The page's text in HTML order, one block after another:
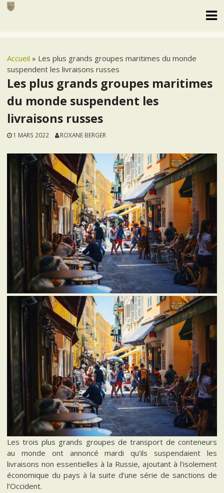
Skip
Accueil » Les plus grands groupes maritimes du monde
suspendent les livraisons russes
Les plus grands groupes maritimes
du monde suspendent les
livraisons russes
1 MARS 2022 ROXANE BERGER
Les trois plus grands groupes de transport de conteneurs
au monde ont annoncé mardi qu’ils suspendaient les
livraisons non essentielles à la Russie, ajoutant à l’isolement
économique du pays à la suite d’une série de sanctions de
l’Occident.